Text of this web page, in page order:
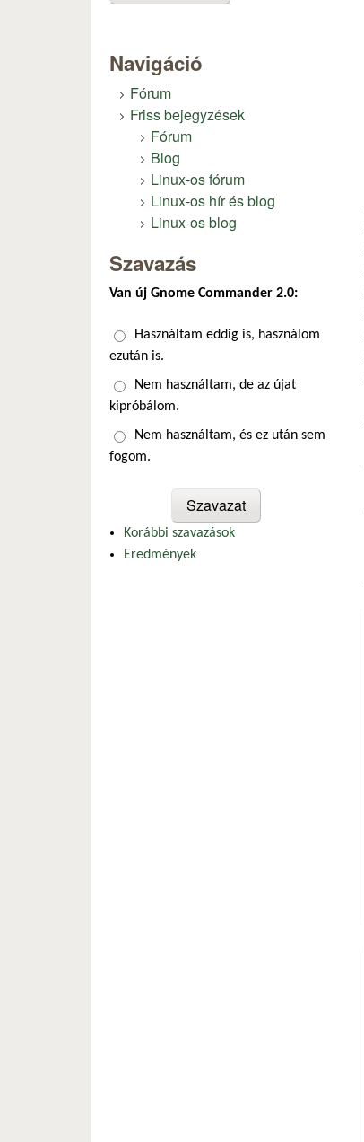
Navigáció
Fórum
Friss bejegyzések
Fórum
Blog
Linux-os fórum
Linux-os hír és blog
Linux-os blog
Szavazás
Van új Gnome Commander 2.0:
Választások
Használtam eddig is, használom
ezután is.
Nem használtam, de az újat
kipróbálom.
Nem használtam, és ez után sem
fogom.
Korábbi szavazások
Eredmények